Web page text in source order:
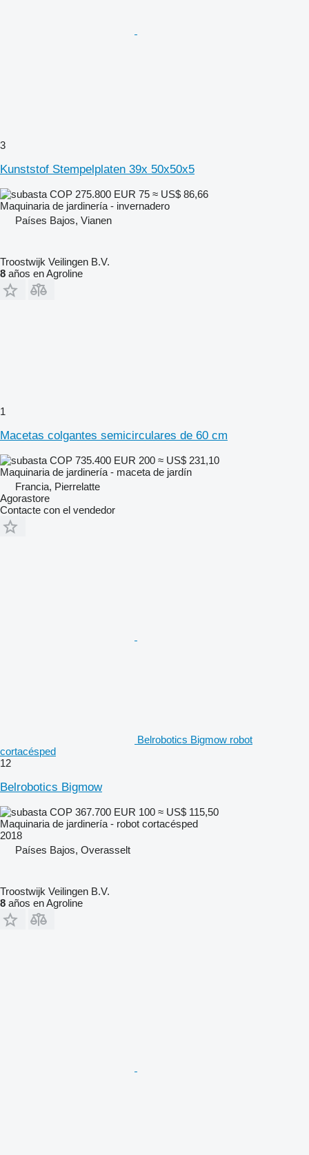
3
Kunststof Stempelplaten 39x 50x50x5
COP 275.800 EUR 75 ≈ US$ 86,66
Maquinaria de jardinería - invernadero
Países Bajos, Vianen
Troostwijk Veilingen B.V.
8 años en Agroline
1
Macetas colgantes semicirculares de 60 cm
COP 735.400 EUR 200 ≈ US$ 231,10
Maquinaria de jardinería - maceta de jardín
Francia, Pierrelatte
Agorastore
Contacte con el vendedor
Belrobotics Bigmow robot
cortacésped
12
Belrobotics Bigmow
COP 367.700 EUR 100 ≈ US$ 115,50
Maquinaria de jardinería - robot cortacésped
2018
Países Bajos, Overasselt
Troostwijk Veilingen B.V.
8 años en Agroline